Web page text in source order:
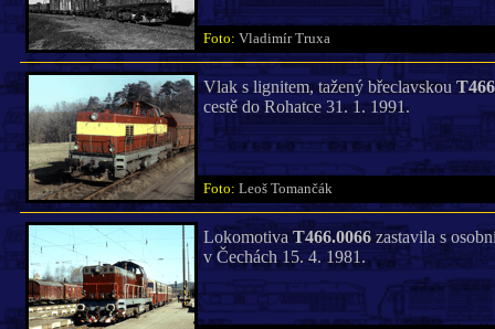
Foto: Vladimír Truxa
Vlak s lignitem, tažený břeclavskou
cestě do Rohatce 31. 1. 1991.
Foto: Leoš Tomančák
Lokomotiva T466.0066zastavila s
v Čechách 15. 4. 1981.